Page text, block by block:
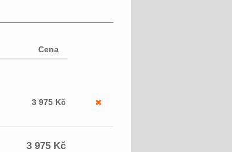
Cena
3 975 Kč
3 975 Kč